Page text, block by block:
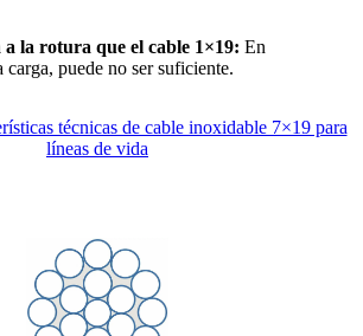
la rotura que el cable 1×19: En
carga, puede no ser suficiente.
técnicas de cable inoxidable 7×19 para
líneas de vida